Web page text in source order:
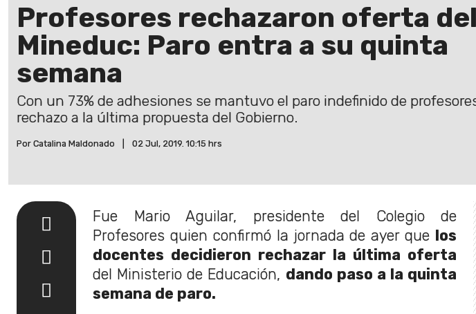
Profesores rechazaron oferta del
Mineduc: Paro entra a su quinta
semana
Con un 73% de adhesiones se mantuvo el paro indefinido de
rechazo a la última propuesta del Gobierno.
Por Catalina Maldonado 02 Jul, 2019. 10:15 hrs
Fue Mario Aguilar, presidente del Colegio de
Profesores quien confirmó la jornada de ayer que los
docentes decidieron rechazar la última oferta
del Ministerio de Educación, dando paso a la quinta
semana de paro.